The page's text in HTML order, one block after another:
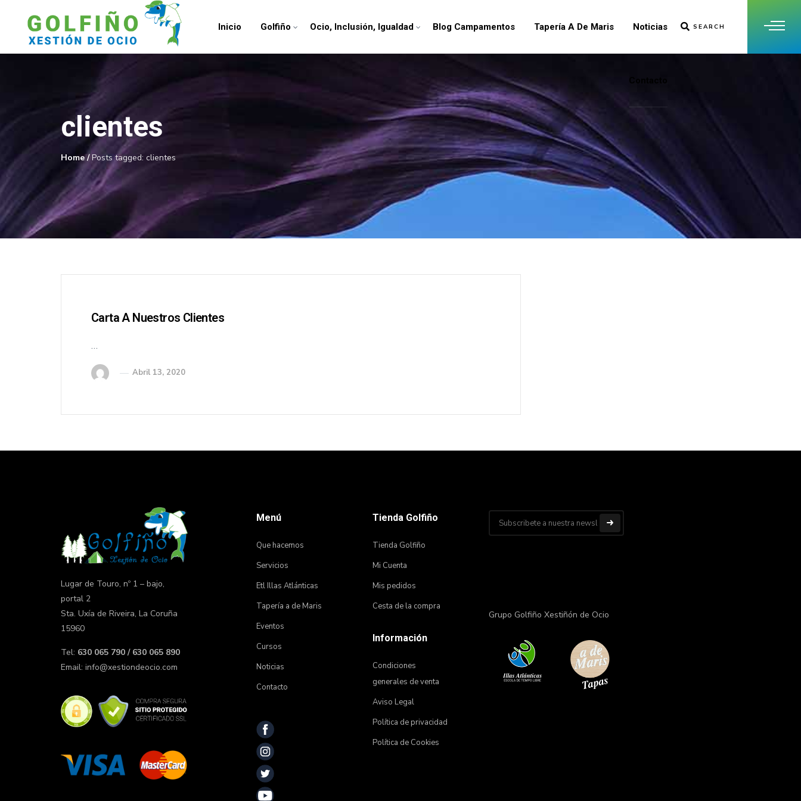
SEARCH
Inicio Golfiño Ocio, Inclusión, Igualdad Blog Campamentos Tapería A De Maris Noticias
clientes
Home/Posts tagged: clientes
Carta A Nuestros Clientes
…
Abril 13, 2020
Lugar de Touro, nº 1 – bajo,
portal 2
Sta. Uxía de Riveira, La Coruña
15960
Tel: 630 065 790 / 630 065 890
Email: info@xestiondeocio.com
Menú
Que hacemos
Servicios
Etl Illas Atlánticas
Tapería a de Maris
Eventos
Cursos
Noticias
Contacto
Tienda Golfiño
Tienda Golfiño
Mi Cuenta
Mis pedidos
Cesta de la compra
Información
Condiciones
generales de venta
Aviso Legal
Política de privacidad
Política de Cookies
Grupo Golfiño Xestiñón de Ocio